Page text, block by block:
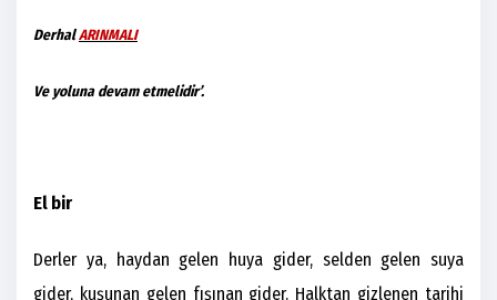
DerhalARINMALI
Ve yoluna devam etmelidir’.
El bir
Derler ya, haydan gelen huya gider, selden gelen suya
gider, kuşunan gelen fışınan gider. Halktan gizlenen tarihi